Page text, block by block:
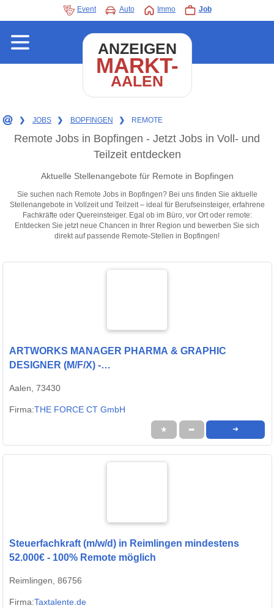
Event Auto Immo Job
ANZEIGEN
MARKT-
AALEN
❯ JOBS ❯ BOPFINGEN ❯ REMOTE
Remote Jobs in Bopfingen - Jetzt Jobs in Voll- und
Teilzeit entdecken
Aktuelle Stellenangebote für Remote in Bopfingen
Sie suchen nach Remote Jobs in Bopfingen? Bei uns finden Sie aktuelle
Stellenangebote in Vollzeit und Teilzeit – ideal für Berufseinsteiger, erfahrene
Fachkräfte oder Quereinsteiger. Egal ob im Büro, vor Ort oder remote:
Entdecken Sie jetzt neue Chancen in Ihrer Region und bewerben Sie sich
direkt auf passende Remote-Stellen in Bopfingen!
ARTWORKS MANAGER PHARMA & GRAPHIC
DESIGNER (M/F/X) -
Aalen, 73430
Firma:THE FORCE CT GmbH
★ ➦ ➜
Steuerfachkraft (m/w/d) in Reimlingen mindestens
52.000€ - 100% Remote möglich
Reimlingen, 86756
Firma:Taxtalente.de